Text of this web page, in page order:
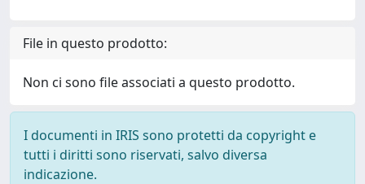
File in questo prodotto:
Non ci sono file associati a questo prodotto.
I documenti in IRIS sono protetti da copyright e
tutti i diritti sono riservati, salvo diversa
indicazione.